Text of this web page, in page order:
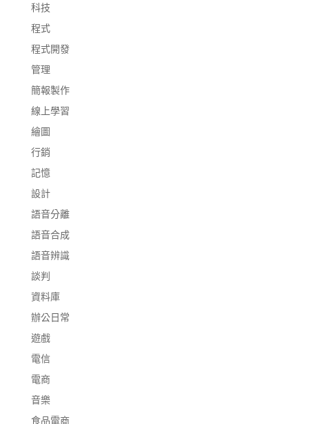
科技
程式
程式開發
管理
簡報製作
線上學習
繪圖
行銷
記憶
設計
語音分離
語音合成
語音辨識
談判
資料庫
辦公日常
遊戲
電信
電商
音樂
食品電商